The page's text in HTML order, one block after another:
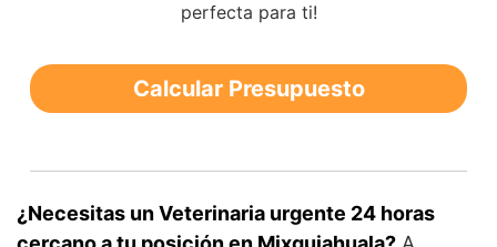
perfecta para ti!
Calcular Presupuesto
¿Necesitas un Veterinaria urgente 24 horas